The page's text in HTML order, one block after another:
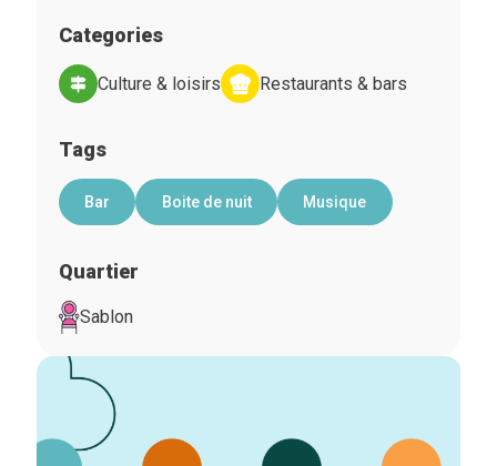
Categories
Culture & loisirs Restaurants & bars
Tags
Bar Boite de nuit Musique
Quartier
Sablon